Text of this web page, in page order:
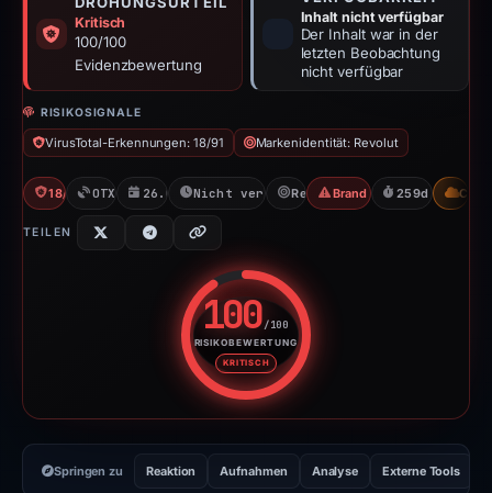
Kritisch
100/100
Evidenzbewertung
Inhalt nicht verfügbar
Der Inhalt war in der
letzten Beobachtung
nicht verfügbar
RISIKOSIGNALE
VirusTotal-Erkennungen: 18/91 Markenidentität: Revolut
18/91 VTOTX: 1 ref26.08.2025Nicht verfügbar seit 24.02.2026
RevolutBrand Impersonation
259d to CDN
TEILEN
100/100
RISIKOBEWERTUNG
KRITISCH
Risikobewertung: 100 von
Springen zu Reaktion Aufnahmen Analyse Externe Tools